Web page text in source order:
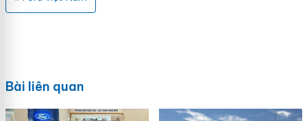
Bài liên quan